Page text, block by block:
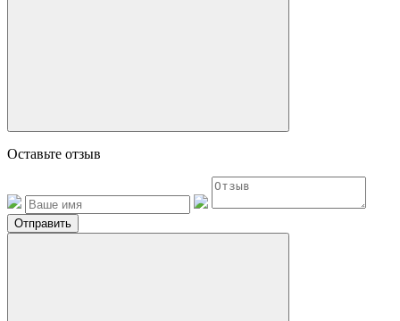
Оставьте отзыв
Отправить